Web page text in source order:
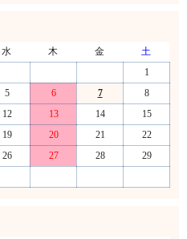
水 木 金
土
1
5 6 7
8
12 13 14
15
19 20 21
22
26 27 28
29